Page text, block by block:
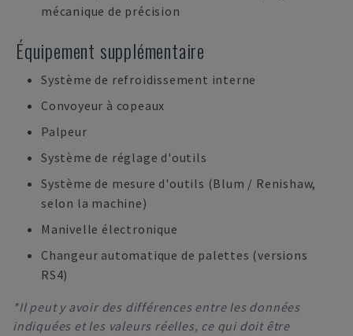
mécanique de précision
Équipement supplémentaire
Système de refroidissement interne
Convoyeur à copeaux
Palpeur
Système de réglage d'outils
Système de mesure d'outils (Blum / Renishaw,
selon la machine)
Manivelle électronique
Changeur automatique de palettes (versions
RS4)
*Il peut y avoir des différences entre les données
indiquées et les valeurs réelles, ce qui doit être